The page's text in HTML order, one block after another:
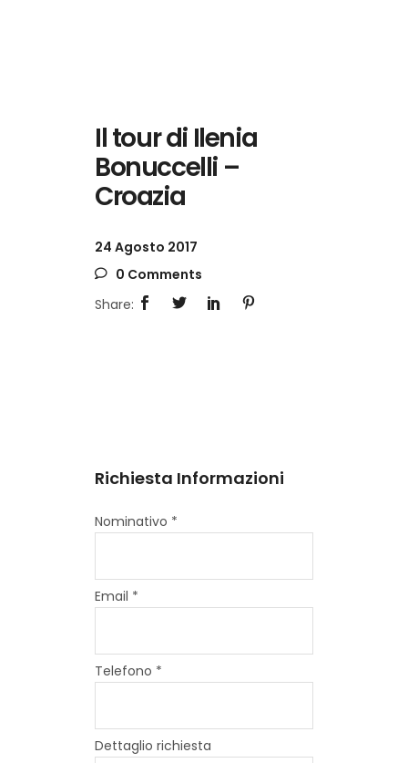
Il tour di Ilenia
Bonuccelli –
Croazia
24 Agosto 2017
0 Comments
Richiesta Informazioni
Nominativo *
Email *
Telefono *
Dettaglio richiesta